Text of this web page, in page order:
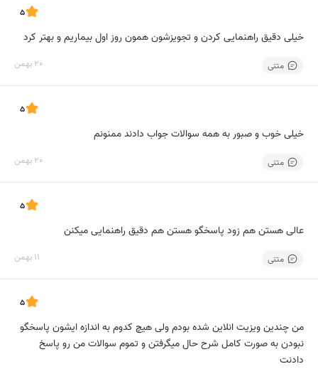
5
خیلی دقیق راهنمایی کردن و تجویزشون همون روز اول بیماریم و بهتر کرد
متنی 20 بهمن
5
خیلی خوب و صبور به همه سوالات جواب دادند ممنونم
متنی 20 بهمن
5
عالی هستن هم زود پاسخگو هستن هم دقیق راهنمایی میکنن
متنی 11 بهمن
5
من چندین ویزیت انلاین شده بودم ولی هیچ کدوم به اندازه ایشون پاسخگو
نبودن به صورت کامل شرح حال میگرفتن و تموم سوالات من رو پاسخ
دادنت